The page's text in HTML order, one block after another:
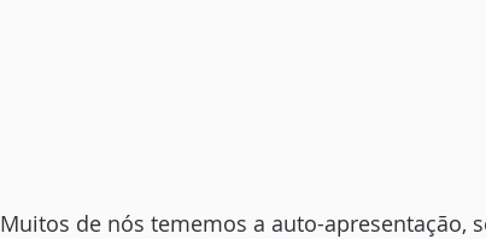
Muitos de nós tememos a auto-apresentação,